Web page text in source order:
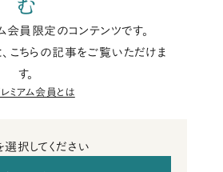
む
会員限定のコンテンツです。
こちらの記事をご覧いただけま
す。
ミアム会員とは
選択してください